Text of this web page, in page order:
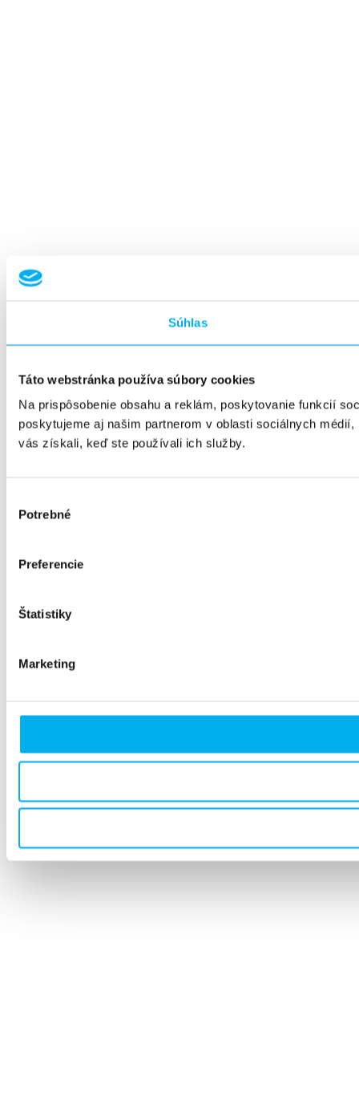
Súhlas
Táto webstránka používa súbory cookies
Na prispôsobenie obsahu a reklám, poskytovanie funkcií
poskytujeme aj našim partnerom v oblasti sociálnych
vás získali, keď ste používali ich služby.
súhlasu
Potrebné
Preferencie
Štatistiky
Marketing